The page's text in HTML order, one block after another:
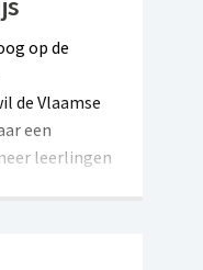
op de
de Vlaamse
een
leerlingen